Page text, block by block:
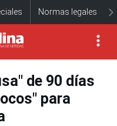
Normas legales
de 90 días
para